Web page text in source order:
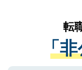
は、個人
管理基準
る、プラ
かがいし
経験をま
させてい
ない方に
転
「